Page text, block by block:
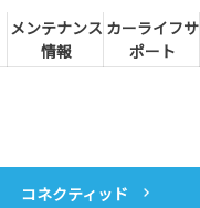
メンテナンス
情報
カーライフサ
ポート
コネクティッド